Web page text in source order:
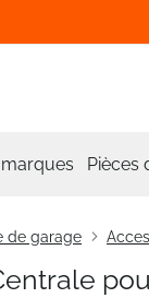
Pièces
de garage